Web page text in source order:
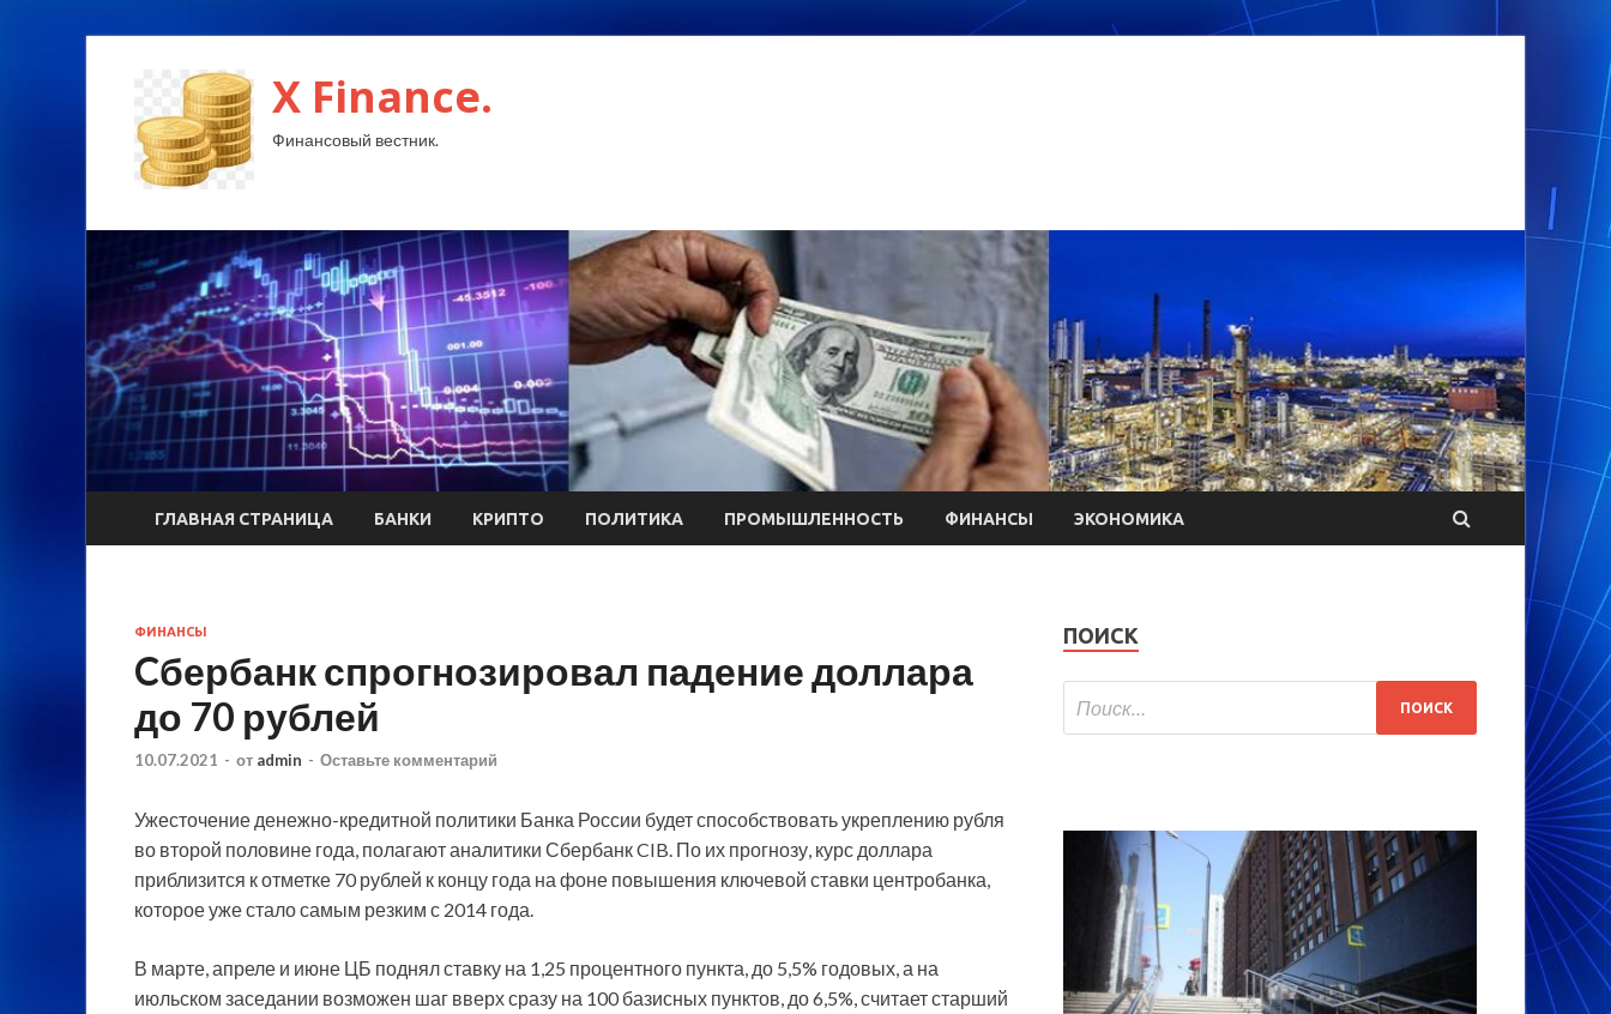
X Finance.
Финансовый вестник.
ГЛАВНАЯ СТРАНИЦА БАНКИ КРИПТО ПОЛИТИКА ПРОМЫШЛЕННОСТЬ ФИНАНСЫ ЭКОНОМИКА
ФИНАНСЫ
Cбербанк спрогнозировал падение доллара
до 70 рублей
10.07.2021 - от admin - Оставьте комментарий
Ужесточение денежно-кредитной политики Банка России будет способствовать укреплению рубля
во второй половине года, полагают аналитики Сбербанк CIB. По их прогнозу, курс доллара
приблизится к отметке 70 рублей к концу года на фоне повышения ключевой ставки центробанка,
которое уже стало самым резким с 2014 года.
В марте, апреле и июне ЦБ поднял ставку на 1,25 процентного пункта, до 5,5% годовых, а на
июльском заседании возможен шаг вверх сразу на 100 базисных пунктов, до 6,5%, считает старший
ПОИСК